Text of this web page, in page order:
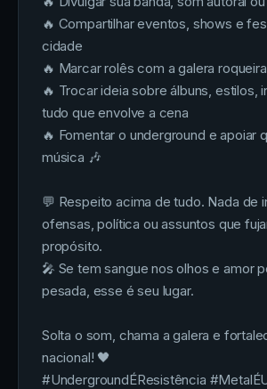
🔥 Compartilhar eventos, shows e
cidade
🔥 Marcar rolês com a galera
🔥 Trocar ideia sobre álbuns, estilos,
tudo que envolve a cena
🔥 Fomentar o underground e apoiar
música 🎶
💬 Respeito acima de tudo. Nada de
ofensas, política ou assuntos que
propósito.
🎤 Se tem sangue nos olhos e amor
pesada, esse é seu lugar.
Solta o som, chama a galera e
nacional! 🖤
#UndergroundÉResistência